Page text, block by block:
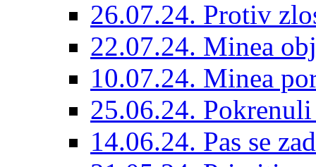
26.07.24. Protiv
22.07.24. Minea
10.07.24. Minea
25.06.24.
14.06.24. Pas se